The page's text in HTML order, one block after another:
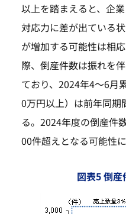
以上を踏まえると、企
対応力に差が出ている
が増加する可能性は相
際、倒産件数は振れを
ており、2024年4～6月
0万円以上）は前年同期
る。2024年度の倒産件
00件超えとなる可能性
図表5 倒